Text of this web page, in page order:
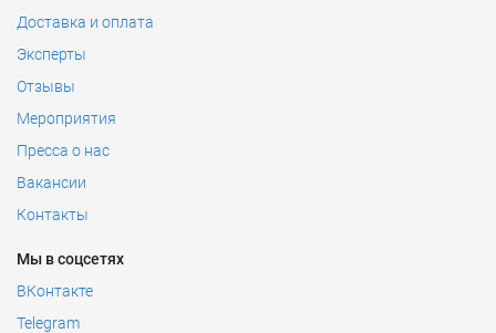
Доставка и оплата
Эксперты
Отзывы
Мероприятия
Пресса о нас
Вакансии
Контакты
Мы в соцсетях
ВКонтакте
Telegram